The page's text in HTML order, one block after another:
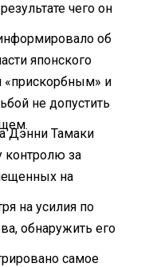
чего он
об
японского
«прискорбным» и
не допустить
Дэнни Тамаки
контролю за
на
на усилия по
обнаружить его
самое